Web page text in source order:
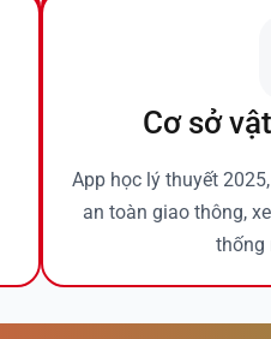
Cơ sở
App học lý thuyết
an toàn giao thông,
thống